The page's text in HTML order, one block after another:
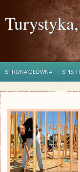
STRONA GŁÓWNA SPIS